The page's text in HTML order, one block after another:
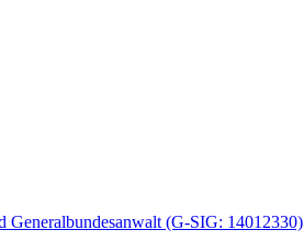
(G-SIG: 14012330)